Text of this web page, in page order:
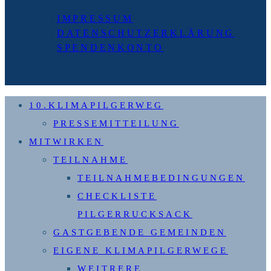
IMPRESSUM
DATENSCHUTZERKLÄRUNG
SPENDENKONTO
10.KLIMAPILGERWEG
PRESSEMITTEILUNG
MITWIRKEN
TEILNAHME
TEILNAHMEBEDINGUNGEN
CHECKLISTE
PILGERRUCKSACK
GASTGEBENDE GEMEINDEN
EIGENE KLIMAPILGERWEGE
WEITRERE